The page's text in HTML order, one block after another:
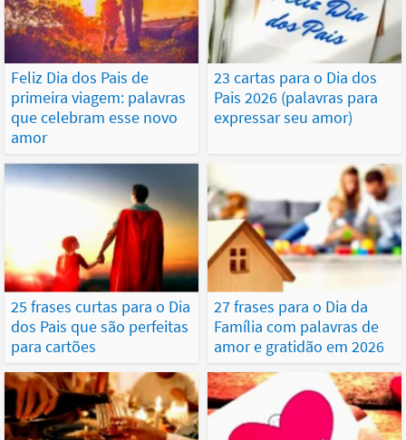
Feliz Dia dos Pais de
primeira viagem: palavras
que celebram esse novo
amor
23 cartas para o Dia dos
Pais 2026 (palavras para
expressar seu amor)
25 frases curtas para o Dia
dos Pais que são perfeitas
para cartões
27 frases para o Dia da
Família com palavras de
amor e gratidão em 2026